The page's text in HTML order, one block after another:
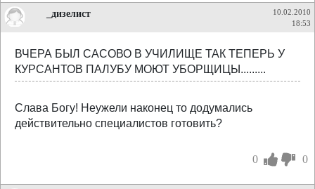
_дизелист
10.02.2010
18:53
ВЧЕРА БЫЛ САСОВО В УЧИЛИЩЕ ТАК ТЕПЕРЬ У
КУРСАНТОВ ПАЛУБУ МОЮТ УБОРЩИЦЫ.........
Слава Богу! Неужели наконец то додумались
действительно специалистов готовить?
0 0